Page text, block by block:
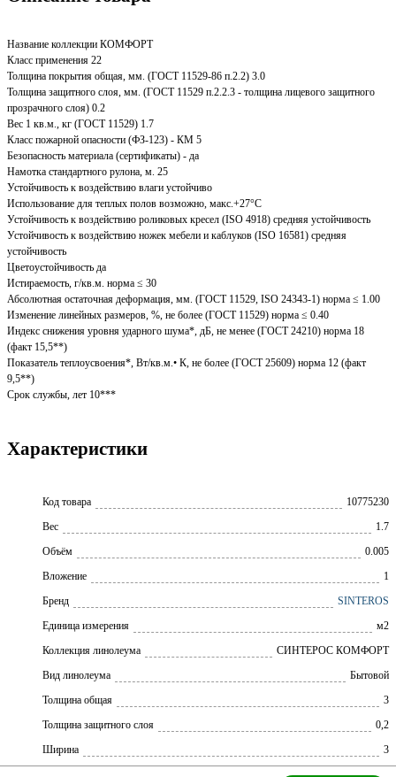
Название коллекции КОМФОРТ
Класс применения 22
Толщина покрытия общая, мм. (ГОСТ 11529-86 п.2.2) 3.0
Толщина защитного слоя, мм. (ГОСТ 11529 п.2.2.3 - толщина лицевого защитного
прозрачного слоя) 0.2
Вес 1 кв.м., кг (ГОСТ 11529) 1.7
Класс пожарной опасности (ФЗ-123) - КМ 5
Безопасность материала (сертификаты) - да
Намотка стандартного рулона, м. 25
Устойчивость к воздействию влаги устойчиво
Использование для теплых полов возможно, макс.+27°С
Устойчивость к воздействию роликовых кресел (ISO 4918) средняя устойчивость
Устойчивость к воздействию ножек мебели и каблуков (ISO 16581) средняя
устойчивость
Цветоустойчивость да
Истираемость, г/кв.м. норма ≤ 30
Абсолютная остаточная деформация, мм. (ГОСТ 11529, ISO 24343-1) норма ≤ 1.00
Изменение линейных размеров, %, не более (ГОСТ 11529) норма ≤ 0.40
Индекс снижения уровня ударного шума*, дБ, не менее (ГОСТ 24210) норма 18
(факт 15,5**)
Показатель теплоусвоения*, Вт/кв.м.• К, не более (ГОСТ 25609) норма 12 (факт
9,5**)
Срок службы, лет 10***
Характеристики
Код товара
10775230
Вес
1.7
Объём
0.005
Вложение
1
Бренд
SINTEROS
Единица измерения
м2
Коллекция линолеума
CИНТЕРОС КОМФОРТ
Вид линолеума
Бытовой
Толщина общая
3
Толщина защитного слоя
0,2
Ширина
3